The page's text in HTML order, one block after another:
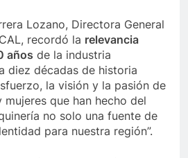
Lozano, Directora General
recordó la relevancia
años de la industria
diez décadas de historia
la visión y la pasión de
que han hecho del
no solo una fuente de
para nuestra región”.